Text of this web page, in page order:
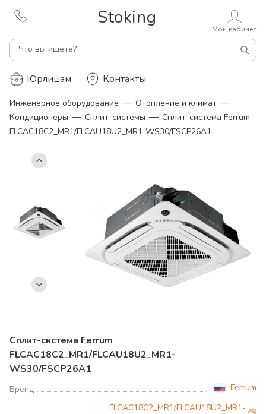
Stoking
Что вы ищете?
Мой кабинет
Юрлицам Контакты
Инженерное оборудование — Отопление и климат —
Кондиционеры — Сплит-системы — Сплит-система Ferrum
FLCAC18C2_MR1/FLCAU18U2_MR1-WS30/FSCP26A1
Сплит-система Ferrum
FLCAC18C2_MR1/FLCAU18U2_MR1-
WS30/FSCP26A1
Бренд Ferrum
FLCAC18C2_MR1/FLCAU18U2_MR1-